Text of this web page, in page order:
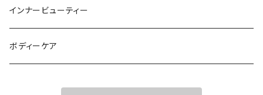
インナービューティー
ボディーケア